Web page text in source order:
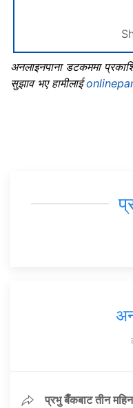
अनलाइनपाना डटकममा
सुझाव भए हामीलाई
प्रभु बैँकबाट तीन